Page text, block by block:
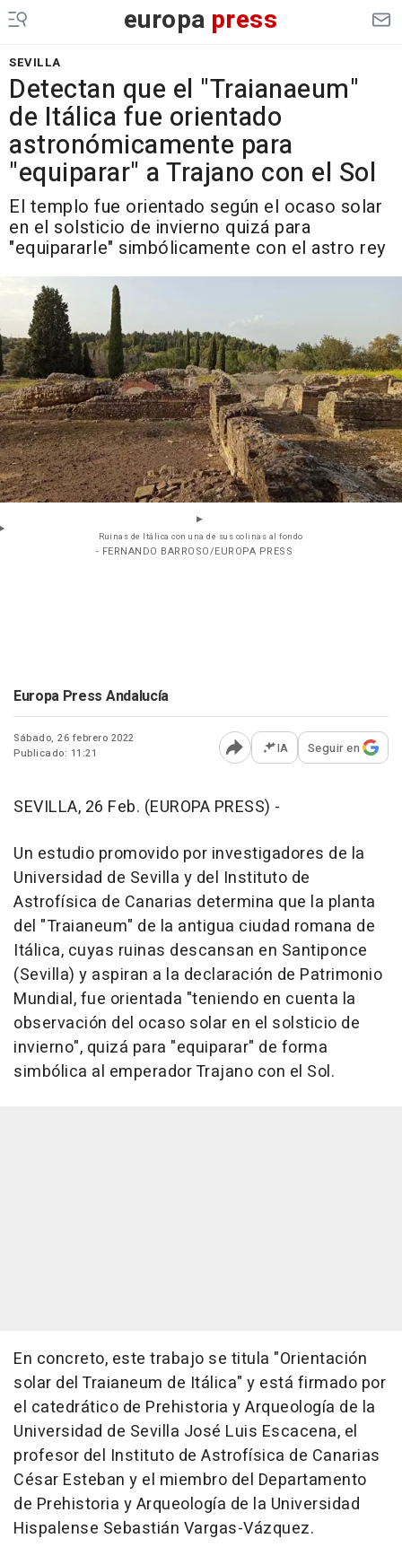
europa press
SEVILLA
Detectan que el "Traianaeum"
de Itálica fue orientado
astronómicamente para
"equiparar" a Trajano con el Sol
El templo fue orientado según el ocaso solar
en el solsticio de invierno quizá para
"equipararle" simbólicamente con el astro rey
Ruinas de Itálica con una de sus colinas al fondo
- FERNANDO BARROSO/EUROPA PRESS
Europa Press Andalucía
Sábado, 26 febrero 2022
Publicado: 11:21
Abrir opciones para
IA Seguir en
SEVILLA, 26 Feb. (EUROPA PRESS) -
Un estudio promovido por investigadores de la
Universidad de Sevilla y del Instituto de
Astrofísica de Canarias determina que la planta
del "Traianeum" de la antigua ciudad romana de
Itálica, cuyas ruinas descansan en Santiponce
(Sevilla) y aspiran a la declaración de Patrimonio
Mundial, fue orientada "teniendo en cuenta la
observación del ocaso solar en el solsticio de
invierno", quizá para "equiparar" de forma
simbólica al emperador Trajano con el Sol.
En concreto, este trabajo se titula "Orientación
solar del Traianeum de Itálica" y está firmado por
el catedrático de Prehistoria y Arqueología de la
Universidad de Sevilla José Luis Escacena, el
profesor del Instituto de Astrofísica de Canarias
César Esteban y el miembro del Departamento
de Prehistoria y Arqueología de la Universidad
Hispalense Sebastián Vargas-Vázquez.